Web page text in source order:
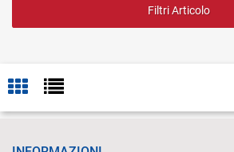
Filtri Articolo